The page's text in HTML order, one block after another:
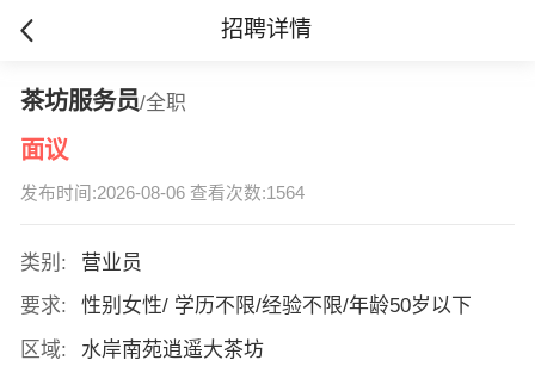
招聘详情
茶坊服务员/全职
面议
发布时间:2026-08-06 查看次数:1564
类别:
营业员
要求:
性别女性/ 学历不限/经验不限/年龄50岁以下
区域:
水岸南苑逍遥大茶坊